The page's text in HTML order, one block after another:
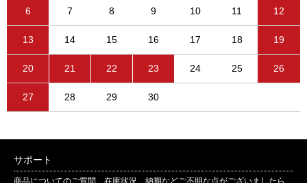
6 7 8 9 10 11 12
13 14 15 16 17 18 19
20 21 22 23 24 25 26
27 28 29 30
サポート